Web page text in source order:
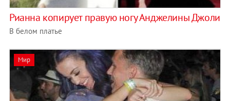
Рианна копирует правую ногу Анджелины Джоли
В белом платье
Мир